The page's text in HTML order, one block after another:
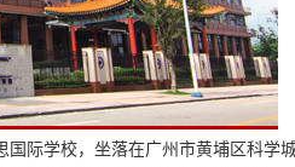
际学校，坐落在广州市黄埔区科学